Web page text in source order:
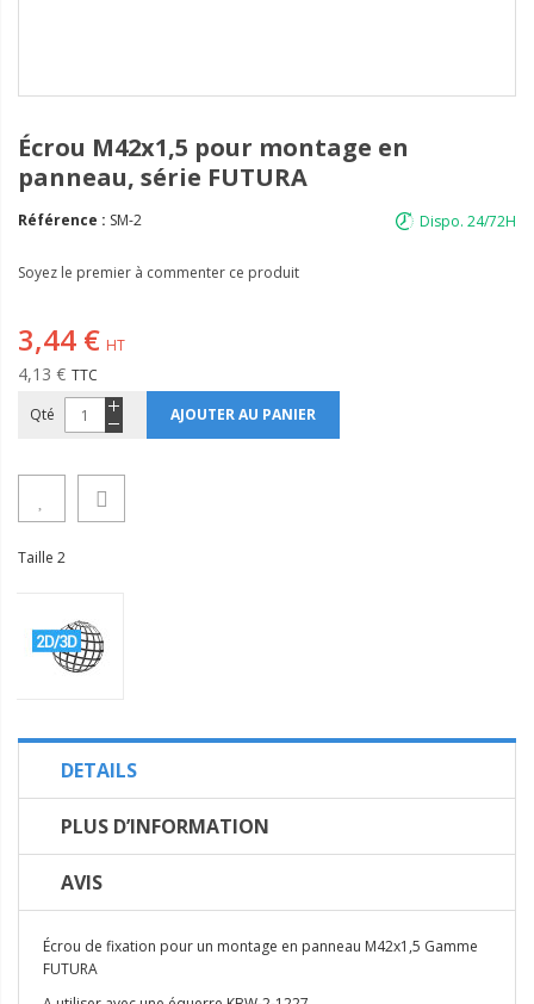
Écrou M42x1,5 pour montage en
panneau, série FUTURA
Dispo. 24/72H
Référence : SM-2
Soyez le premier à commenter ce produit
4,13 €
3,44 €
Qté AJOUTER AU PANIER
Taille 2
DETAILS
PLUS D’INFORMATION
AVIS
Écrou de fixation pour un montage en panneau M42x1,5 Gamme
FUTURA